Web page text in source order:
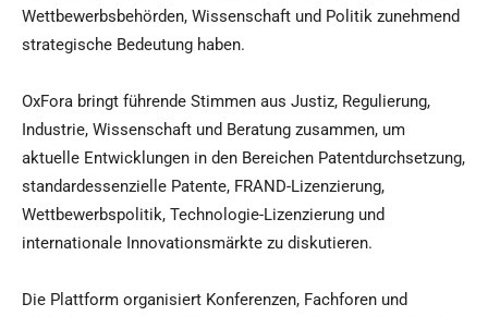
Wettbewerbsbehörden, Wissenschaft und Politik zunehmend
strategische Bedeutung haben.
OxFora bringt führende Stimmen aus Justiz, Regulierung,
Industrie, Wissenschaft und Beratung zusammen, um
aktuelle Entwicklungen in den Bereichen Patentdurchsetzung,
standardessenzielle Patente, FRAND-Lizenzierung,
Wettbewerbspolitik, Technologie-Lizenzierung und
internationale Innovationsmärkte zu diskutieren.
Die Plattform organisiert Konferenzen, Fachforen und